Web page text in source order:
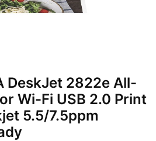
DeskJet 2822e All-
Wi-Fi USB 2.0 Print
5.5/7.5ppm